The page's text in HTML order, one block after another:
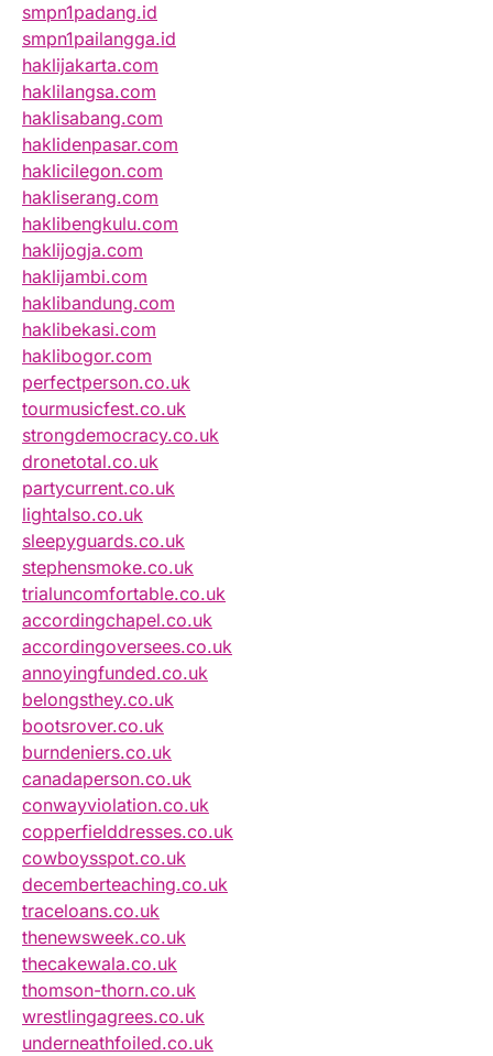
smpn1padang.id
smpn1pailangga.id
haklijakarta.com
haklilangsa.com
haklisabang.com
haklidenpasar.com
haklicilegon.com
hakliserang.com
haklibengkulu.com
haklijogja.com
haklijambi.com
haklibandung.com
haklibekasi.com
haklibogor.com
perfectperson.co.uk
tourmusicfest.co.uk
strongdemocracy.co.uk
dronetotal.co.uk
partycurrent.co.uk
lightalso.co.uk
sleepyguards.co.uk
stephensmoke.co.uk
trialuncomfortable.co.uk
accordingchapel.co.uk
accordingoversees.co.uk
annoyingfunded.co.uk
belongsthey.co.uk
bootsrover.co.uk
burndeniers.co.uk
canadaperson.co.uk
conwayviolation.co.uk
copperfielddresses.co.uk
cowboysspot.co.uk
decemberteaching.co.uk
traceloans.co.uk
thenewsweek.co.uk
thecakewala.co.uk
thomson-thorn.co.uk
wrestlingagrees.co.uk
underneathfoiled.co.uk